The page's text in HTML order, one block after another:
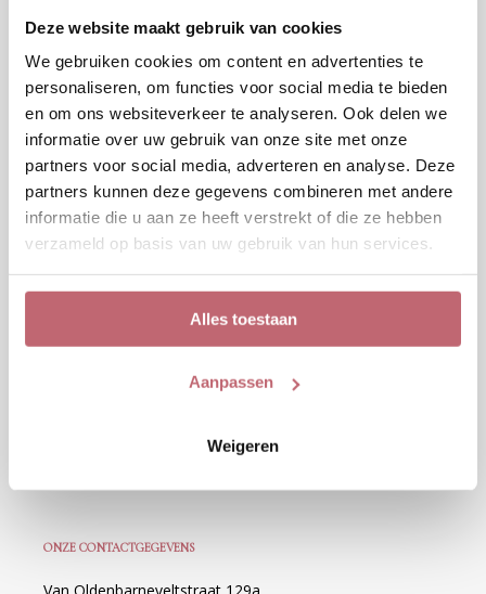
Deze website maakt gebruik van cookies
We gebruiken cookies om content en advertenties te
personaliseren, om functies voor social media te bieden
en om ons websiteverkeer te analyseren. Ook delen we
informatie over uw gebruik van onze site met onze
partners voor social media, adverteren en analyse. Deze
partners kunnen deze gegevens combineren met andere
informatie die u aan ze heeft verstrekt of die ze hebben
verzameld op basis van uw gebruik van hun services.
Alles toestaan
Aanpassen
Weigeren
JOUW VOORDELEN OP EEN RIJ
We zetten de grootste voordelen van een bruidsjurk bij
ons kopen nog eens op een rij:
Een mooie jurk voor een lagere prijs
Geen levertijden, waardoor je jouw jurk gelijk
meeneemt naar huis
Shoppen zonder afspraak
Jouw jurk tot 8 weken van tevoren laten vermaken
Een fijne winkel, waar je je thuis voelt
ONZE CONTACTGEGEVENS